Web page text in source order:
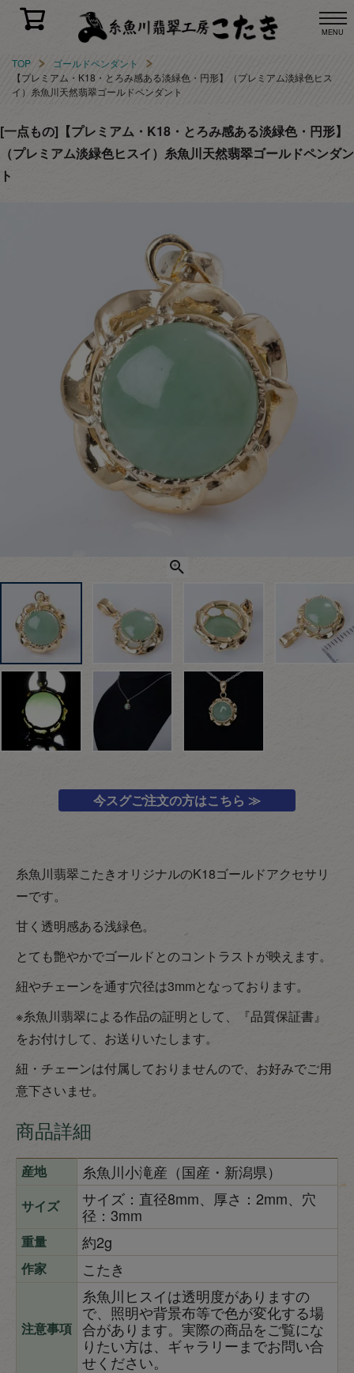
MENU
TOP
ゴールドペンダント
【プレミアム・K18・とろみ感ある淡緑色・円形】（プレミアム淡緑色ヒス
イ）糸魚川天然翡翠ゴールドペンダント
[一点もの]【プレミアム・K18・とろみ感ある淡緑色・円形】
（プレミアム淡緑色ヒスイ）糸魚川天然翡翠ゴールドペンダン
ト
今スグご注文の方はこちら ≫
糸魚川翡翠こたきオリジナルのK18ゴールドアクセサリ
ーです。
甘く透明感ある浅緑色。
とても艶やかでゴールドとのコントラストが映えます。
紐やチェーンを通す穴径は3mmとなっております。
※糸魚川翡翠による作品の証明として、『品質保証書』
をお付けして、お送りいたします。
紐・チェーンは付属しておりませんので、お好みでご用
意下さいませ。
商品詳細
産地 糸魚川小滝産（国産・新潟県）
サイズ
サイズ：直径8mm、厚さ：2mm、穴
径：3mm
重量 約2g
作家 こたき
注意事項
糸魚川ヒスイは透明度がありますの
で、照明や背景布等で色が変化する場
合があります。実際の商品をご覧にな
りたい方は、ギャラリーまでお問い合
せください。